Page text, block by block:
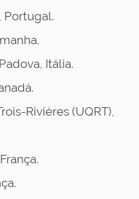
Portugal.
Itália.
Rivières (UQRT),